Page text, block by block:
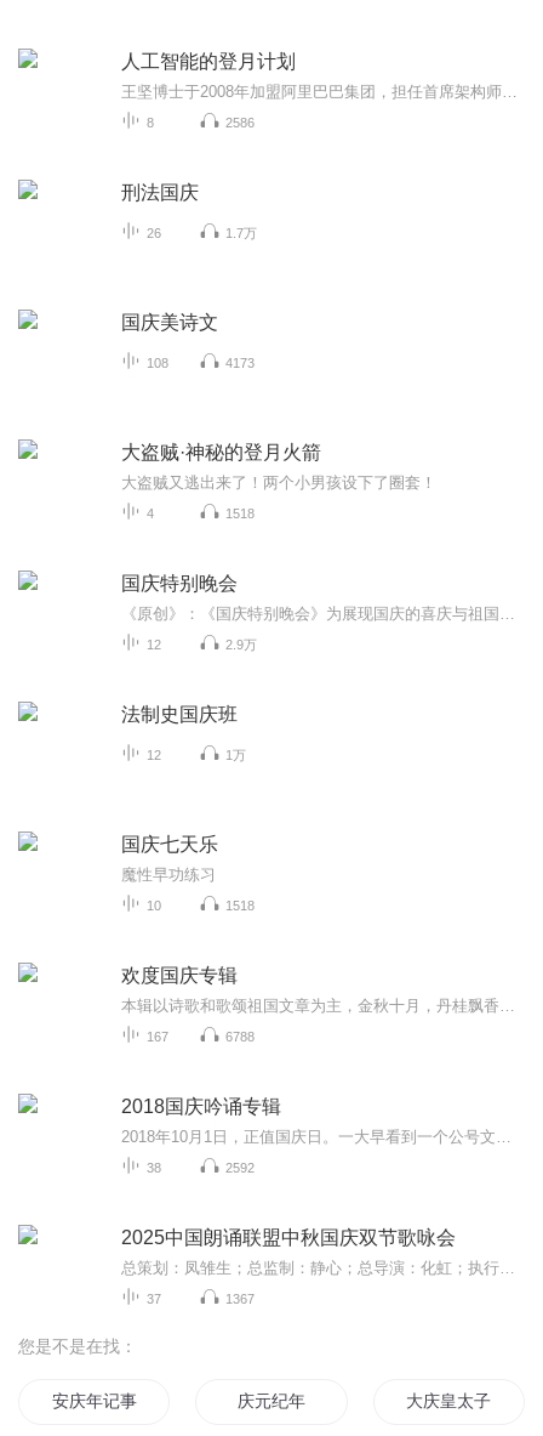
人工智能的登月计划
8 2586
刑法国庆
26 1.7万
国庆美诗文
108 4173
大盗贼·神秘的登月火箭
大盗贼又逃出来了！两个小男孩设下了圈套！
4 1518
国庆特别晚会
12 2.9万
法制史国庆班
12 1万
国庆七天乐
魔性早功练习
10 1518
欢度国庆专辑
167 6788
2018国庆吟诵专辑
38 2592
2025中国朗诵联盟中秋国庆双节歌咏会
37 1367
您是不是在找：
安庆年记事 庆元纪年 大庆皇太子